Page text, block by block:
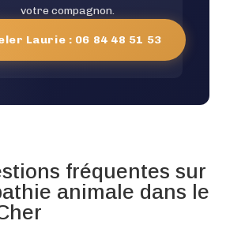
votre compagnon.
Laurie : 06 84 48 51 53
fréquentes sur
animale dans le